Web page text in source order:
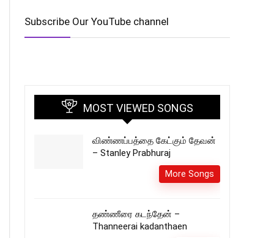
Subscribe Our YouTube channel
MOST VIEWED SONGS
விண்ணப்பத்தை கேட்கும் தேவன்
– Stanley Prabhuraj
More Songs
தண்ணீரை கடந்தேன் –
Thanneerai kadanthaen